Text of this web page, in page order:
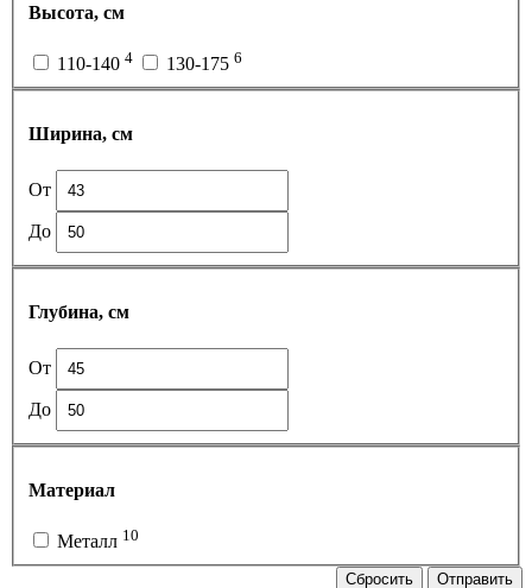
Высота, см
110-140 4 130-175 6
Ширина, см
От
До
Глубина, см
От
До
Материал
Металл 10
Сбросить Отправить